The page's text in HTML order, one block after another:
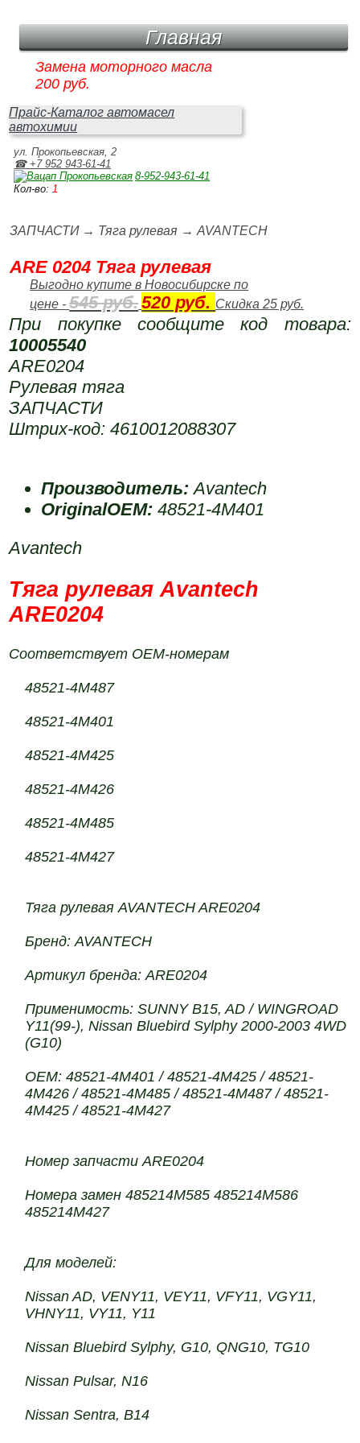
Главная
Замена моторного масла
200 руб.
Прайс-Каталог автомасел
автохимии
ул. Прокопьевская, 2
☎ +7 952 943‑61‑41
8‑952‑943‑61‑41
Кол-во:1
ЗАПЧАСТИ→ Тяга рулевая →AVANTECH
ARE 0204 Тяга рулевая
Выгодно купите в Новосибирске по
цене -545 руб.520 руб. Скидка 25 руб.
При покупке сообщите код товара:
10005540
ARE0204
Рулевая тяга
ЗАПЧАСТИ
Штрих-код: 4610012088307
Производитель:Avantech
OriginalOEM:48521-4M401
Avantech
Тяга рулевая Avantech
ARE0204
Соответствует OEM-номерам
48521-4M487
48521-4M401
48521-4M425
48521-4M426
48521-4M485
48521-4M427
Тяга рулевая AVANTECH ARE0204
Бренд: AVANTECH
Артикул бренда: ARE0204
Применимость: SUNNY B15, AD / WINGROAD
Y11(99-), Nissan Bluebird Sylphy 2000-2003 4WD
(G10)
OEM: 48521-4M401 / 48521-4M425 / 48521-
4M426 / 48521-4M485 / 48521-4M487 / 48521-
4M425 / 48521-4M427
Номер запчасти ARE0204
Номера замен 485214M585 485214M586
485214M427
Для моделей:
Nissan AD, VENY11, VEY11, VFY11, VGY11,
VHNY11, VY11, Y11
Nissan Bluebird Sylphy, G10, QNG10, TG10
Nissan Pulsar, N16
Nissan Sentra, B14